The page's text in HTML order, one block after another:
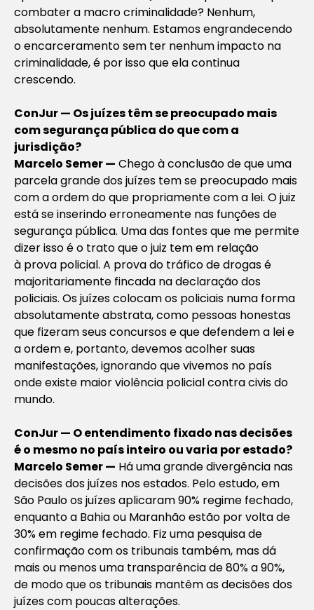
combater a macro criminalidade? Nenhum,
absolutamente nenhum. Estamos engrandecendo
o encarceramento sem ter nenhum impacto na
criminalidade, é por isso que ela continua
crescendo.
ConJur — Os juízes têm se preocupado mais
com segurança pública do que com a
jurisdição?
Marcelo Semer — Chego à conclusão de que uma
parcela grande dos juízes tem se preocupado mais
com a ordem do que propriamente com a lei. O juiz
está se inserindo erroneamente nas funções de
segurança pública. Uma das fontes que me permite
dizer isso é o trato que o juiz tem em relação
à prova policial. A prova do tráfico de drogas é
majoritariamente fincada na declaração dos
policiais. Os juízes colocam os policiais numa forma
absolutamente abstrata, como pessoas honestas
que fizeram seus concursos e que defendem a lei e
a ordem e, portanto, devemos acolher suas
manifestações, ignorando que vivemos no país
onde existe maior violência policial contra civis do
mundo.
ConJur — O entendimento fixado nas decisões
é o mesmo no país inteiro ou varia por estado?
Marcelo Semer — Há uma grande divergência nas
decisões dos juízes nos estados. Pelo estudo, em
São Paulo os juízes aplicaram 90% regime fechado,
enquanto a Bahia ou Maranhão estão por volta de
30% em regime fechado. Fiz uma pesquisa de
confirmação com os tribunais também, mas dá
mais ou menos uma transparência de 80% a 90%,
de modo que os tribunais mantêm as decisões dos
juízes com poucas alterações.